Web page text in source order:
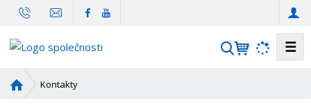
V
☰
v
Kontakty